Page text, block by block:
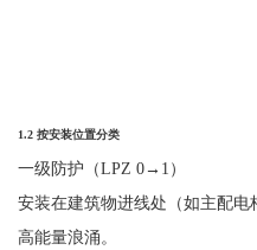
1.2 按安装位置分类
一级防护（LPZ 0→ 1 ）
安装在建筑物进线处（如主配
高能量浪涌。